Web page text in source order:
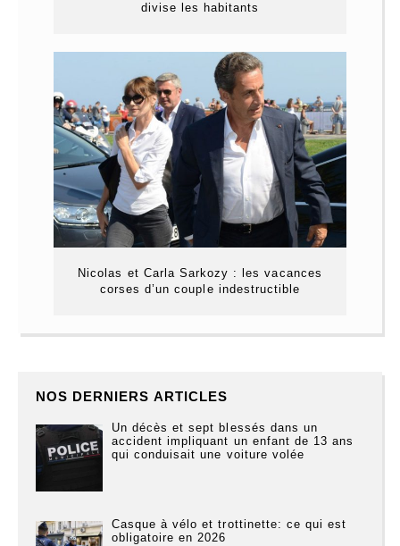
divise les habitants
Nicolas et Carla Sarkozy : les vacances
corses d’un couple indestructible
NOS DERNIERS ARTICLES
Un décès et sept blessés dans un
accident impliquant un enfant de 13 ans
qui conduisait une voiture volée
Casque à vélo et trottinette: ce qui est
obligatoire en 2026